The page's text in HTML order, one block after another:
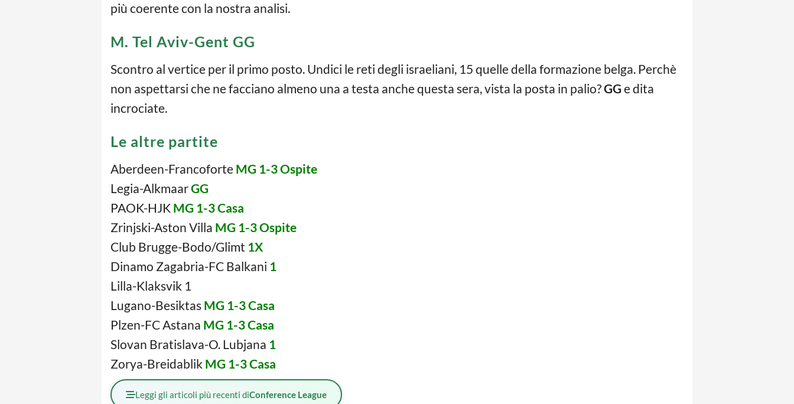
più coerente con la nostra analisi.
M. Tel Aviv-Gent GG
Scontro al vertice per il primo posto. Undici le reti degli israeliani, 15 quelle della formazione belga. Perchè
non aspettarsi che ne facciano almeno una a testa anche questa sera, vista la posta in palio?GG e dita
incrociate.
Le altre partite
Aberdeen-Francoforte MG 1-3 Ospite
Legia-AlkmaarGG
PAOK-HJK MG 1-3 Casa
Zrinjski-Aston Villa MG 1-3 Ospite
Club Brugge-Bodo/Glimt 1X
Dinamo Zagabria-FC Balkani 1
Lilla-Klaksvik 1
Lugano-Besiktas MG 1-3 Casa
Plzen-FC Astana MG 1-3 Casa
Slovan Bratislava-O. Lubjana 1
Zorya-Breidablik MG 1-3 Casa
Leggi gli articoli più recenti diConference League